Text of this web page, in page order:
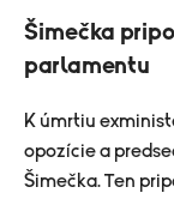
Šimečka
parlamentu
K úmrtiu
opozície a
Šimečka. Ten